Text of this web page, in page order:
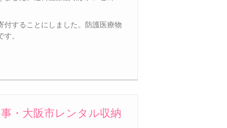
付することにしました。防護医療物
。
・大阪市レンタル収納